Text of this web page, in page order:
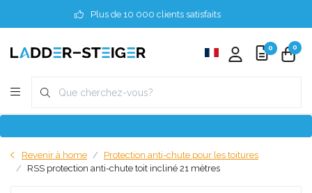
Plus de 10 000 clients satisfaits
0 0
Revenir à home
Protection anti-chute pour les toitures
RSS protection anti-chute toit incliné 21 mètres